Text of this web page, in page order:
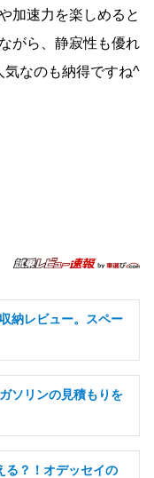
加速力を楽しめると
がら、静寂性も優れ
気なのも納得ですね^
納レビュー。スペー
ソリンの見積もりを
る？！オデッセイの